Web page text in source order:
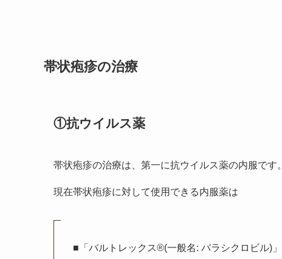
帯状疱疹の治療
①抗ウイルス薬
帯状疱疹の治療は、第一に抗ウイルス薬の内服です。
現在帯状疱疹に対して使用できる内服薬は
■「バルトレックス®(一般名: バラシクロビル)」